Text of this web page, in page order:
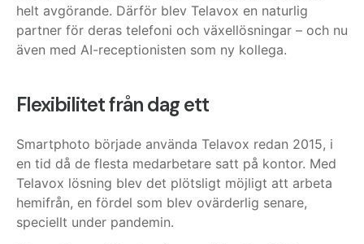
helt avgörande. Därför blev Telavox en naturlig
partner för deras telefoni och växellösningar – och nu
även med AI-receptionisten som ny kollega.
Flexibilitet från dag ett
Smartphoto började använda Telavox redan 2015, i
en tid då de flesta medarbetare satt på kontor. Med
Telavox lösning blev det plötsligt möjligt att arbeta
hemifrån, en fördel som blev ovärderlig senare,
speciellt under pandemin.